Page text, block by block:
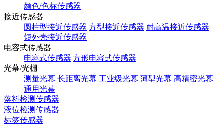
颜色/色标传感器
接近传感器
圆柱型接近传感器 方型接近传感器 耐高温接近传感器
短外壳接近传感器
电容式传感器
电容式传感器 方形电容式传感器
光幕/光栅
测量光幕 长距离光幕 工业级光幕 薄型光幕 高精密光幕
通用光幕
落料检测传感器
液位检测传感器
标签传感器